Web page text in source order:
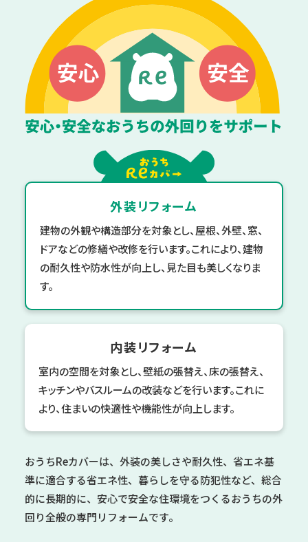
外装リフォーム
建物の外観や構造部分を対象とし、屋根、外壁、窓、
ドアなどの修繕や改修を行います。これにより、建物
の耐久性や防水性が向上し、見た目も美しくなりま
す。
内装リフォーム
室内の空間を対象とし、壁紙の張替え、床の張替え、
キッチンやバスルームの改装などを行います。これに
より、住まいの快適性や機能性が向上します。
おうちReカバーは、外装の美しさや耐久性、 省エネ基
準に適合する省エネ性、暮らしを守る防犯性など、 総合
的に長期的に、安心で安全な住環境をつくるおうちの外
回り全般の専門リフォームです。